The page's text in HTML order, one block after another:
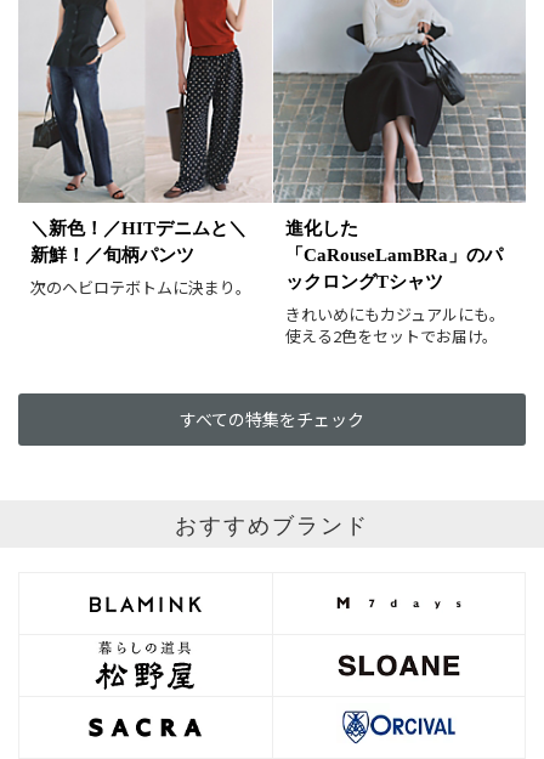
ホワイト ブラック
グレー
ベージュ
ブラウン
オレンジ
イエロー
レッド
ピンク
パープル
グリーン
ブルー
ゴールド
シルバー マルチ
＼新色！／HITデニムと＼
新鮮！／旬柄パンツ
次のヘビロテボトムに決まり。
進化した
「CaRouseLamBRa」のパ
ックロングTシャツ
きれいめにもカジュアルにも。
使える2色をセットでお届け。
すべての特集をチェック
おすすめブランド